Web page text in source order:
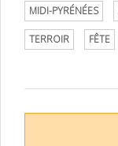
MIDI-PYRÉNÉES
TERROIR FÊTE